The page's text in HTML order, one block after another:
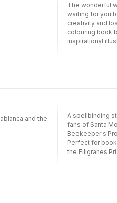
The wonderful
waiting for you
creativity and
colouring book
inspirational
and the
A spellbinding
fans of Santa
Beekeeper's
Perfect for
the Filigranes